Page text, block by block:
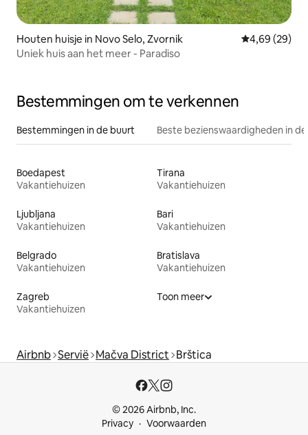
Houten huisje in Novo Selo, Zvornik Gemiddelde
4,69 (29)
Uniek huis aan het meer - Paradiso
Bestemmingen om te verkennen
Bestemmingen in de buurt Beste bezienswaardigheden in
Boedapest
Vakantiehuizen
Tirana
Vakantiehuizen
Ljubljana
Vakantiehuizen
Bari
Vakantiehuizen
Belgrado
Vakantiehuizen
Bratislava
Vakantiehuizen
Zagreb
Vakantiehuizen
Toon meer
Airbnb Servië Mačva District Brštica
© 2026 Airbnb, Inc.
Privacy
Voorwaarden